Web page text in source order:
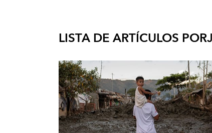
LISTA DE ARTÍCULOS POR